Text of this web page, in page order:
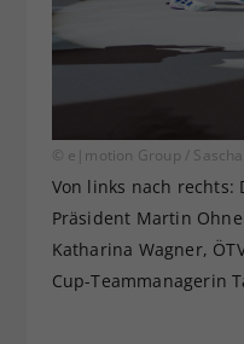
© e|motion Group /
Von links nach rechts:
Präsident Martin
Katharina Wagner,
Cup-Teammanagerin